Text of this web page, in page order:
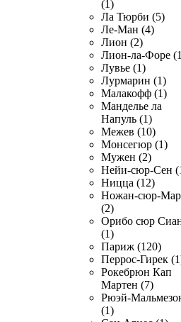
(1)
Ла Тюрби (5)
Ле-Ман (4)
Лион (2)
Лион-ла-Форе
Лувье (1)
Лурмарин (1)
Малакофф (1)
Манделье ла
Напуль (1)
Межев (10)
Монсегюр (1)
Мужен (2)
Нейи-сюр-Сен
Ницца (12)
Ножан-сюр-
(2)
Орибо сюр
(1)
Париж (120)
Перрос-Гирек
Рокебрюн Кап
Мартен (7)
Рюэй-
(1)